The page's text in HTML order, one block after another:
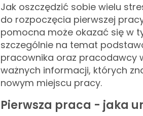
Jak oszczędzić sobie wielu
do rozpoczęcia pierwszej
pomocna może okazać się w
szczególnie na temat
pracownika oraz pracodawcy
ważnych informacji, których
nowym miejscu pracy.
Pierwsza praca - jaka